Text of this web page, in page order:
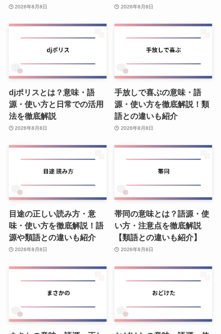
2026年8月8日 2026年8月8日
djポリスとは？意味・語
源・使い方と日常での活用
法を徹底解説
2026年8月8日
手放しで喜ぶの意味・語
源・使い方を徹底解説！類
語との違いも紹介
2026年8月8日
目途の正しい読み方・意
味・使い方を徹底解説！語
源や類語との違いも紹介
2026年8月8日
帯同の意味とは？語源・使
い方・注意点を徹底解説
【類語との違いも紹介】
2026年8月8日